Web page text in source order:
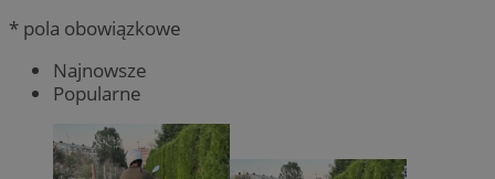
* pola obowiązkowe
Najnowsze
Popularne